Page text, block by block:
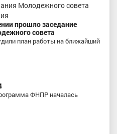
Молодежного совета
прошло заседание
совета
план работы на ближайший
ФНПР началась